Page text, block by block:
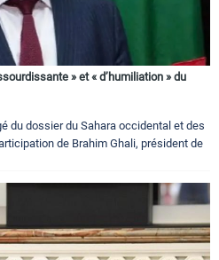
» et « d’humiliation » du
du dossier du Sahara occidental et des
de Brahim Ghali, président de